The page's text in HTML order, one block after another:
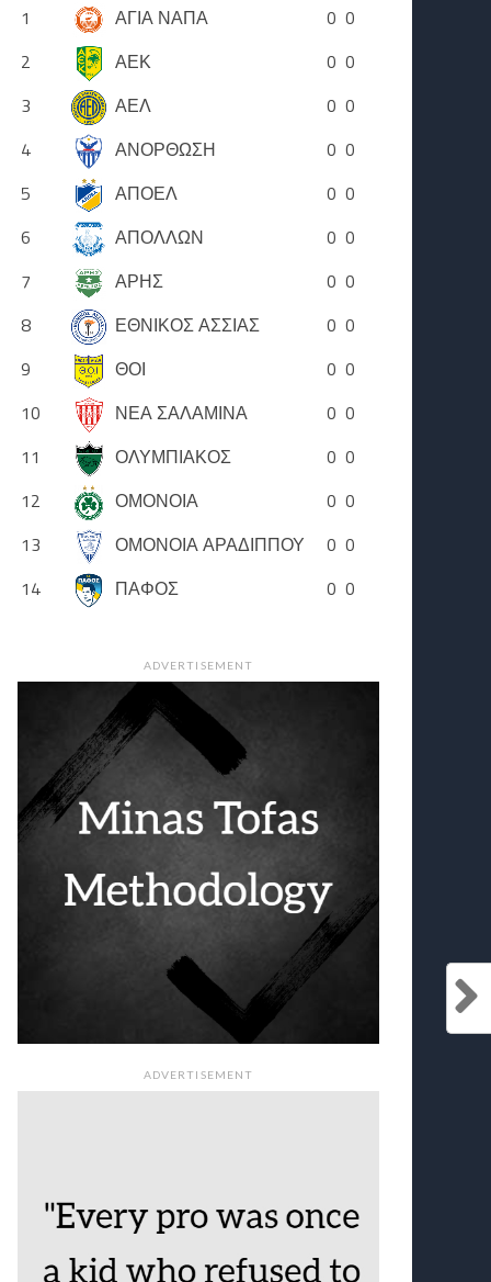
1
ΑΓΙΑ ΝΑΠΑ 0 0
2
ΑΕΚ 0 0
3
ΑΕΛ 0 0
4
ΑΝΟΡΘΩΣΗ 0 0
5
ΑΠΟΕΛ 0 0
6
ΑΠΟΛΛΩΝ 0 0
7
ΑΡΗΣ 0 0
8
ΕΘΝΙΚΟΣ ΑΣΣΙΑΣ 0 0
9
ΘΟΙ 0 0
10
ΝΕΑ ΣΑΛΑΜΙΝΑ 0 0
11
ΟΛΥΜΠΙΑΚΟΣ 0 0
12
ΟΜΟΝΟΙΑ 0 0
13
ΟΜΟΝΟΙΑ ΑΡΑΔΙΠΠΟΥ 0 0
14
ΠΑΦΟΣ 0 0
ADVERTISEMENT
ADVERTISEMENT